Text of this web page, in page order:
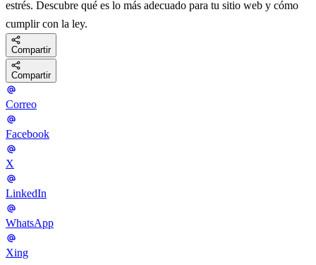
estrés. Descubre qué es lo más adecuado para tu sitio web y cómo
cumplir con la ley.
Compartir
Compartir
Correo
Facebook
X
LinkedIn
WhatsApp
Xing